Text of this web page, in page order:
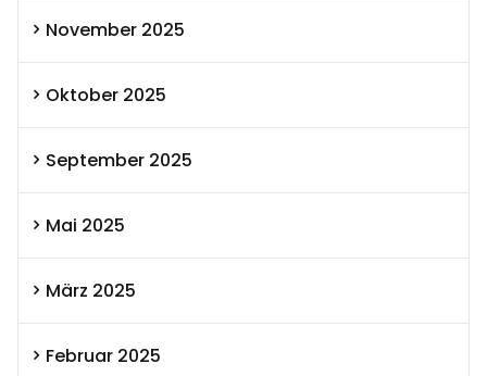
November 2025
Oktober 2025
September 2025
Mai 2025
März 2025
Februar 2025